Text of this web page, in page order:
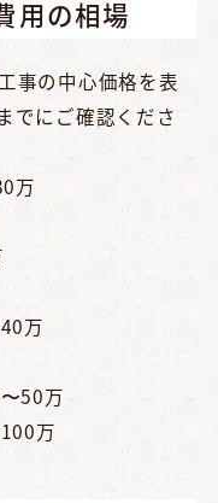
用の相場
事の中心価格を表
でにご確認くださ
万
万
50万
万